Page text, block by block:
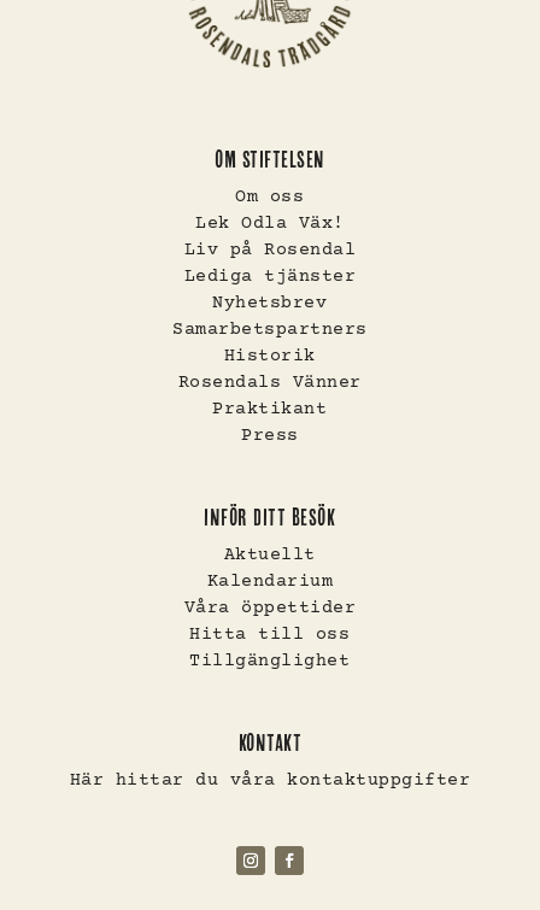
OM STIFTELSEN
Om oss
Lek Odla Väx!
Liv på Rosendal
Lediga tjänster
Nyhetsbrev
Samarbetspartners
Historik
Rosendals Vänner
Praktikant
Press
INFÖR DITT BESÖK
Aktuellt
Kalendarium
Våra öppettider
Hitta till oss
Tillgänglighet
KONTAKT
Här hittar du våra kontaktuppgifter